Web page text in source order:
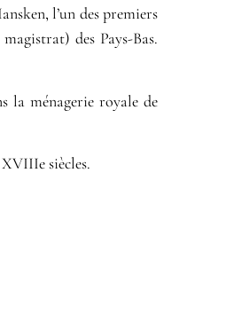
l’un des premiers
des Pays-Bas.
la ménagerie royale de
siècles.